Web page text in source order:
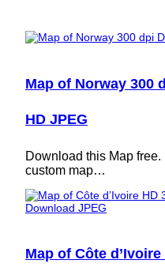
Map of Norway 300
HD JPEG
Download this Map free.
custom map…
Map of Côte